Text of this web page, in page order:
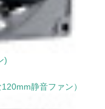
)
静音ファン）